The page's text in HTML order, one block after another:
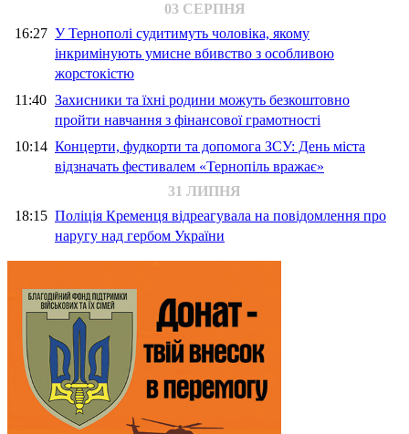
03 СЕРПНЯ
16:27 У Тернополі судитимуть чоловіка, якому
інкримінують умисне вбивство з особливою
жорстокістю
11:40 Захисники та їхні родини можуть безкоштовно
пройти навчання з фінансової грамотності
10:14 Концерти, фудкорти та допомога ЗСУ: День міста
відзначать фестивалем «Тернопіль вражає»
31 ЛИПНЯ
18:15 Поліція Кременця відреагувала на повідомлення про
наругу над гербом України